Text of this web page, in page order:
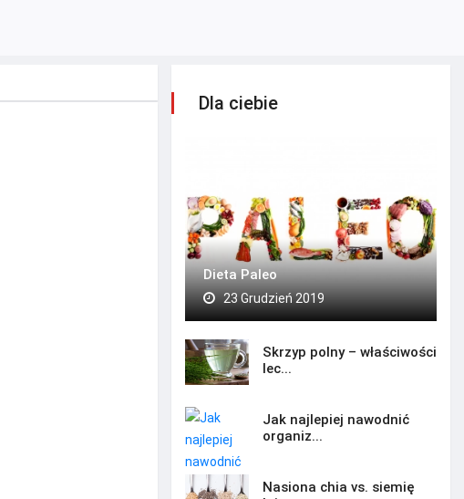
Dla ciebie
Dieta Paleo
23 Grudzień 2019
Skrzyp polny – właściwości
lec...
Jak najlepiej nawodnić
organiz...
Nasiona chia vs. siemię